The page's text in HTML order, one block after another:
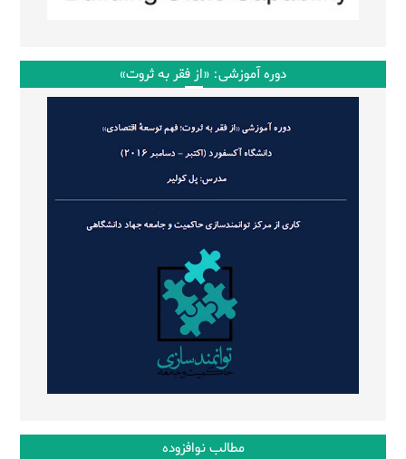
دوره آموزشی: «از فقر به ثروت»
مطالب نوافزوده